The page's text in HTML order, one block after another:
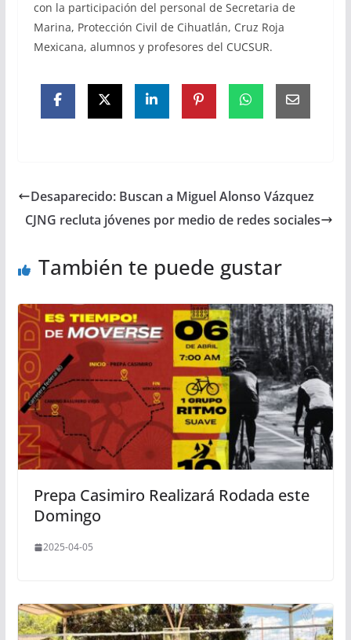
con la participación del personal de Secretaria de
Marina, Protección Civil de Cihuatlán, Cruz Roja
Mexicana, alumnos y profesores del CUCSUR.
Desaparecido: Buscan a Miguel Alonso Vázquez
CJNG recluta jóvenes por medio de redes sociales
También te puede gustar
Prepa Casimiro Realizará Rodada este
Domingo
2025-04-05